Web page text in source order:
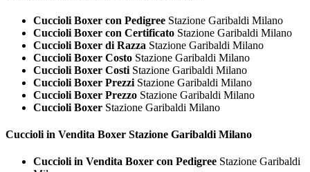
Cuccioli Boxer con Pedigree Stazione Garibaldi Milano
Cuccioli Boxer con Certificato Stazione Garibaldi Milano
Cuccioli Boxer di Razza Stazione Garibaldi Milano
Cuccioli Boxer Costo Stazione Garibaldi Milano
Cuccioli Boxer Costi Stazione Garibaldi Milano
Cuccioli Boxer Prezzi Stazione Garibaldi Milano
Cuccioli Boxer Prezzo Stazione Garibaldi Milano
Cuccioli Boxer Stazione Garibaldi Milano
Cuccioli in Vendita Boxer Stazione Garibaldi Milano
Cuccioli in Vendita Boxer con Pedigree Stazione Garibaldi